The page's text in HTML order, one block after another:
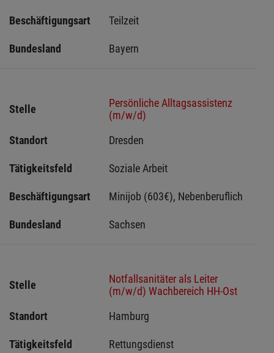
Beschäftigungsart Teilzeit
Bundesland Bayern
Stelle
Persönliche Alltagsassistenz
(m/w/d)
Standort
Dresden
Tätigkeitsfeld Soziale Arbeit
Beschäftigungsart Minijob (603€), Nebenberuflich
Bundesland Sachsen
Stelle
Notfallsanitäter als Leiter
(m/w/d) Wachbereich HH-Ost
Standort
Hamburg
Tätigkeitsfeld Rettungsdienst